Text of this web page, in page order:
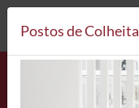
212 693
Postos de